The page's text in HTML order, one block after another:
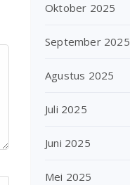
Oktober 2025
September 2025
Agustus 2025
Juli 2025
Juni 2025
Mei 2025